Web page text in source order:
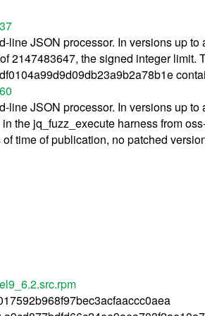
line JSON processor. In versions up
2147483647, the signed integer limit.
line JSON processor. In versions up
the jq_fuzz_execute harness from
of time of publication, no patched